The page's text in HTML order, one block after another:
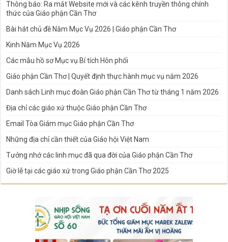
Thông báo: Ra mắt Website mới và các kênh truyền thông chính
thức của Giáo phận Cần Thơ
Bài hát chủ đề Năm Mục Vụ 2026 | Giáo phận Cần Thơ
Kinh Năm Mục Vụ 2026
Các mẫu hồ sơ Mục vụ Bí tích Hôn phối
Giáo phận Cần Thơ | Quyết định thực hành mục vụ năm 2026
Danh sách Linh mục đoàn Giáo phận Cần Thơ từ tháng 1 năm 2026
Địa chỉ các giáo xứ thuộc Giáo phận Cần Thơ
Email Tòa Giám mục Giáo phận Cần Thơ
Những địa chỉ cần thiết của Giáo hội Việt Nam
Tưởng nhớ các linh mục đã qua đời của Giáo phận Cần Thơ
Giờ lễ tại các giáo xứ trong Giáo phận Cần Thơ 2025